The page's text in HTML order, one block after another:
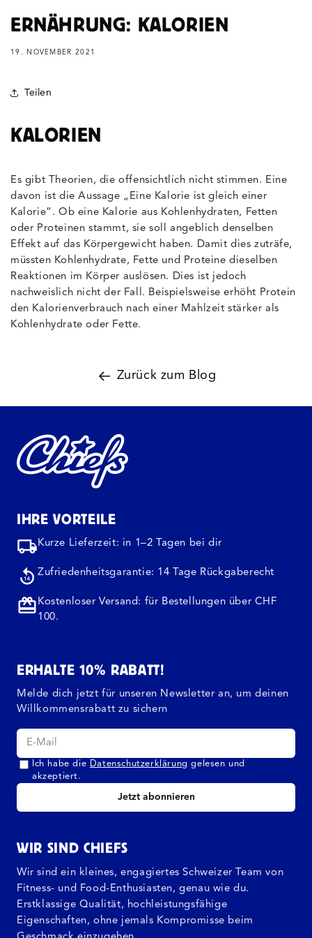
ERNÄHRUNG: KALORIEN
19. NOVEMBER 2021
Teilen
KALORIEN
Es gibt Theorien, die offensichtlich nicht stimmen. Eine
davon ist die Aussage „Eine Kalorie ist gleich einer
Kalorie“. Ob eine Kalorie aus Kohlenhydraten, Fetten
oder Proteinen stammt, sie soll angeblich denselben
Effekt auf das Körpergewicht haben. Damit dies zuträfe,
müssten Kohlenhydrate, Fette und Proteine dieselben
Reaktionen im Körper auslösen. Dies ist jedoch
nachweislich nicht der Fall. Beispielsweise erhöht Protein
den Kalorienverbrauch nach einer Mahlzeit stärker als
Kohlenhydrate oder Fette.
Zurück zum Blog
IHRE VORTEILE
Kurze Lieferzeit: in 1–2 Tagen bei dir
Zufriedenheitsgarantie: 14 Tage Rückgaberecht
Kostenloser Versand: für Bestellungen über CHF
100.
ERHALTE 10% RABATT!
Melde dich jetzt für unseren Newsletter an, um deinen
Willkommensrabatt zu sichern
Ich habe die Datenschutzerklärung gelesen und
akzeptiert.
Jetzt abonnieren
WIR SIND CHIEFS
Wir sind ein kleines, engagiertes Schweizer Team von
Fitness- und Food-Enthusiasten, genau wie du.
Erstklassige Qualität, hochleistungsfähige
Eigenschaften, ohne jemals Kompromisse beim